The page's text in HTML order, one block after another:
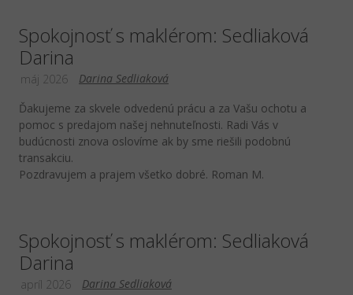
Spokojnosť s maklérom: Sedliaková
Darina
Darina Sedliaková
máj 2026
Ďakujeme za skvele odvedenú prácu a za Vašu ochotu a
pomoc s predajom našej nehnuteľnosti. Radi Vás v
budúcnosti znova oslovíme ak by sme riešili podobnú
transakciu.
Pozdravujem a prajem všetko dobré. Roman M.
Spokojnosť s maklérom: Sedliaková
Darina
Darina Sedliaková
apríl 2026